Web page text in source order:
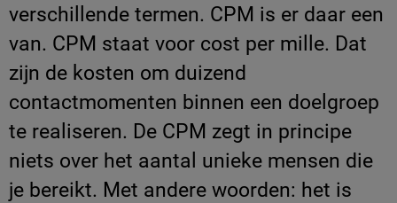
verschillende termen. CPM is er daar een
van. CPM staat voor cost per mille. Dat
zijn de kosten om duizend
contactmomenten binnen een doelgroep
te realiseren. De CPM zegt in principe
niets over het aantal unieke mensen die
je bereikt. Met andere woorden: het is